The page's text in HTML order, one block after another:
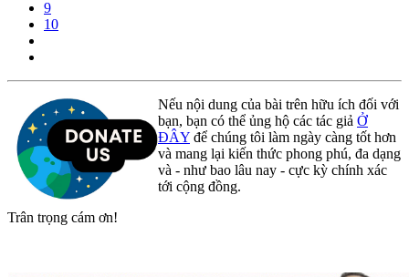
9
10
Nếu nội dung của bài trên hữu ích đối với
bạn, bạn có thể ủng hộ các tác giả Ở
ĐÂY để chúng tôi làm ngày càng tốt hơn
và mang lại kiến thức phong phú, đa dạng
và - như bao lâu nay - cực kỳ chính xác
tới cộng đồng.
Trân trọng cám ơn!